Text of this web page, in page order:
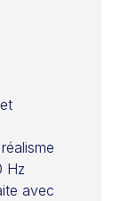
Hz
avec